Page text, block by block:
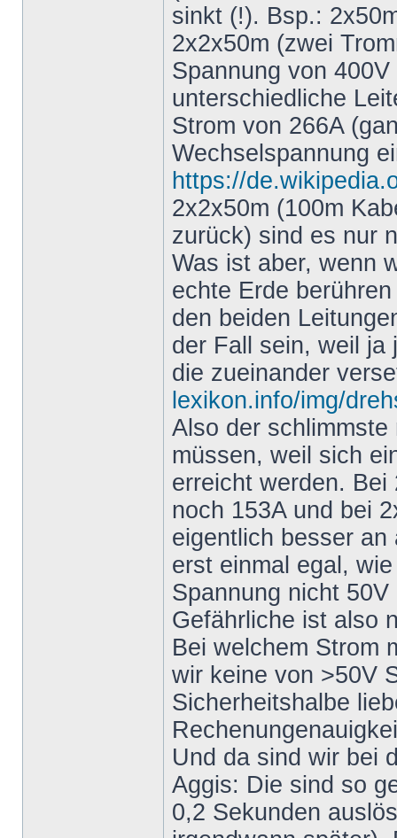
sinkt (!). Bsp.:
2x2x50m (zwei
Spannung von
unterschiedliche
Strom von 266A
Wechselspannung
https://
2x2x50m (100m
zurück) sind es nur
Was ist aber, wenn
echte Erde
den beiden
der Fall sein, weil ja
die zueinander
lexikon.info/img/
Also der
müssen, weil sich
erreicht werden.
noch 153A und bei
eigentlich besser
erst einmal egal,
Spannung nicht
Gefährliche ist also
Bei welchem Strom
wir keine von >50V
Sicherheitshalbe
Und da sind wir bei
Aggis: Die sind so
0,2 Sekunden